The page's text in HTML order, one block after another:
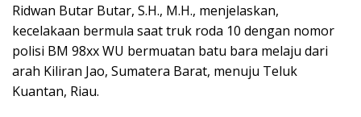
Ridwan Butar Butar, S.H., M.H., menjelaskan,
kecelakaan bermula saat truk roda 10 dengan nomor
polisi BM 98xx WU bermuatan batu bara melaju dari
arah Kiliran Jao, Sumatera Barat, menuju Teluk
Kuantan, Riau.